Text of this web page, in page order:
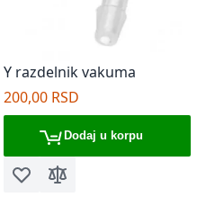
Y razdelnik vakuma
200,00 RSD
Dodaj u korpu
Dodaj u listu želja
Dodaj za poređenje